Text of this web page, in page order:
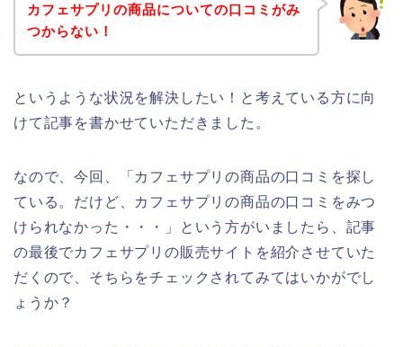
カフェサプリの商品についての口コミがみ
つからない！
というような状況を解決したい！と考えている方に向
けて記事を書かせていただきました。
なので、今回、「カフェサプリの商品の口コミを探し
ている。だけど、カフェサプリの商品の口コミをみつ
けられなかった・・・」という方がいましたら、記事
の最後でカフェサプリの販売サイトを紹介させていた
だくので、そちらをチェックされてみてはいかがでし
ょうか？